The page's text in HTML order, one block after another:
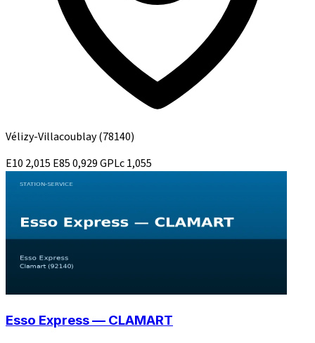
Vélizy-Villacoublay(78140)
E10 2,015 E850,929GPLc1,055
Esso Express — CLAMART